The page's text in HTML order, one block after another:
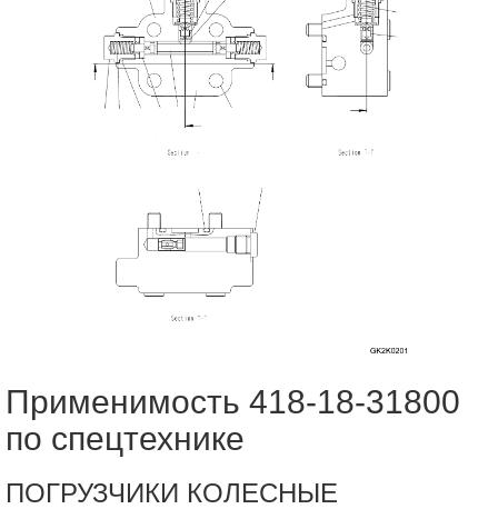
Применимость 418-18-31800
по спецтехнике
ПОГРУЗЧИКИ КОЛЕСНЫЕ